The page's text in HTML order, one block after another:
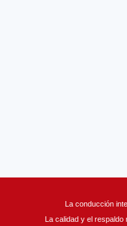
La conducción
La calidad y el respaldo